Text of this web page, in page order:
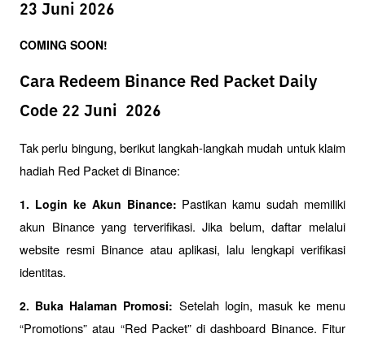
23 Juni 2026
COMING SOON!
Cara Redeem Binance Red Packet Daily
Code 22 Juni 2026
Tak perlu bingung, berikut langkah-langkah mudah untuk klaim
hadiah Red Packet di Binance:
1. Login ke Akun Binance: Pastikan kamu sudah memiliki
akun Binance yang terverifikasi. Jika belum, daftar melalui
website resmi Binance atau aplikasi, lalu lengkapi verifikasi
identitas.
2. Buka Halaman Promosi: Setelah login, masuk ke menu
“Promotions” atau “Red Packet” di dashboard Binance. Fitur